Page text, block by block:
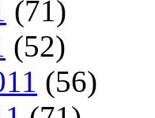
(71)
(52)
(56)